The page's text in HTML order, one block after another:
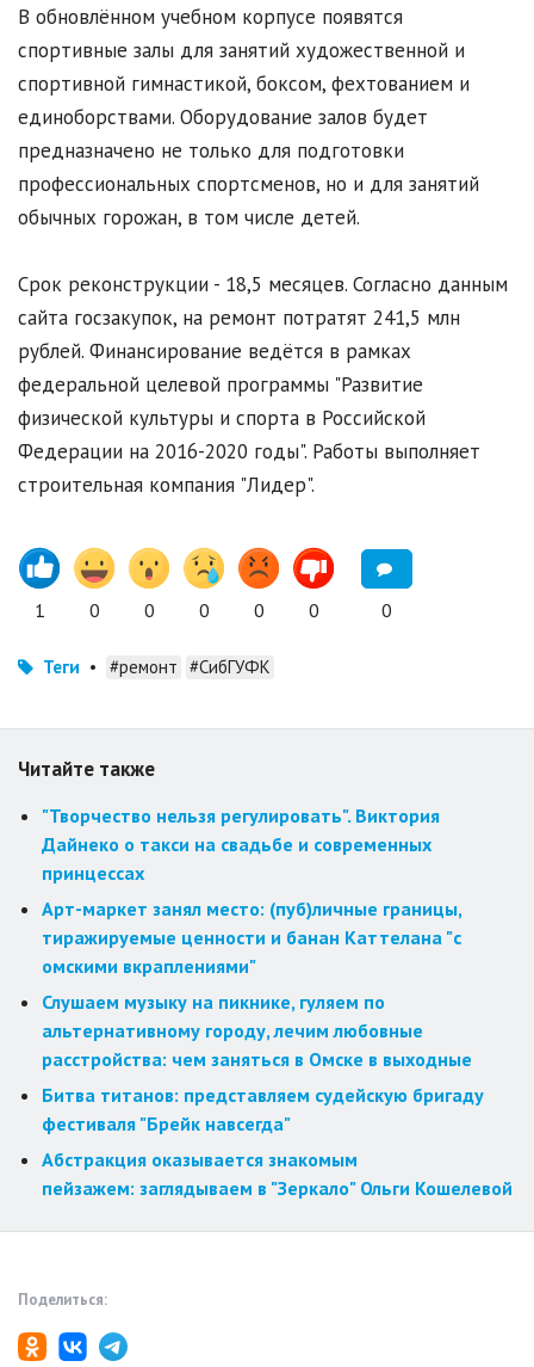
В обновлённом учебном корпусе появятся
спортивные залы для занятий художественной и
спортивной гимнастикой, боксом, фехтованием и
единоборствами. Оборудование залов будет
предназначено не только для подготовки
профессиональных спортсменов, но и для занятий
обычных горожан, в том числе детей.
Срок реконструкции - 18,5 месяцев. Согласно данным
сайта госзакупок, на ремонт потратят 241,5 млн
рублей. Финансирование ведётся в рамках
федеральной целевой программы "Развитие
физической культуры и спорта в Российской
Федерации на 2016-2020 годы". Работы выполняет
строительная компания "Лидер".
1 0 0 0 0 0 0
Теги • #ремонт #СибГУФК
Читайте также
"Творчество нельзя регулировать". Виктория
Дайнеко о такси на свадьбе и современных
принцессах
Арт-маркет занял место: (пуб)личные границы,
тиражируемые ценности и банан Каттелана "с
омскими вкраплениями"
Слушаем музыку на пикнике, гуляем по
альтернативному городу, лечим любовные
расстройства: чем заняться в Омске в выходные
Битва титанов: представляем судейскую бригаду
фестиваля "Брейк навсегда"
Абстракция оказывается знакомым
пейзажем: заглядываем в "Зеркало" Ольги Кошелевой
Поделиться: